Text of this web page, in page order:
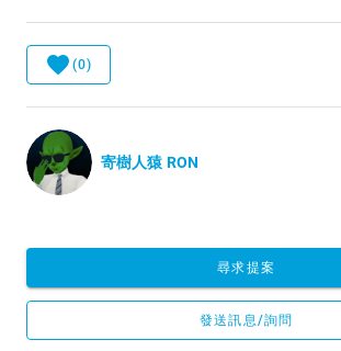
(0)
寄樹人猿 RON
尋求提案
發送訊息/詢問